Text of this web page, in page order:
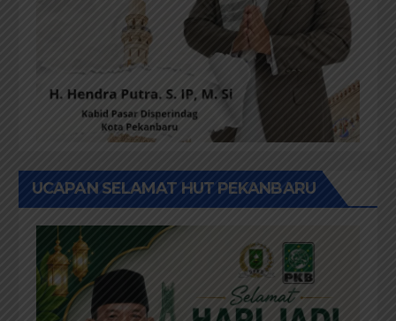
UCAPAN SELAMAT HUT PEKANBARU